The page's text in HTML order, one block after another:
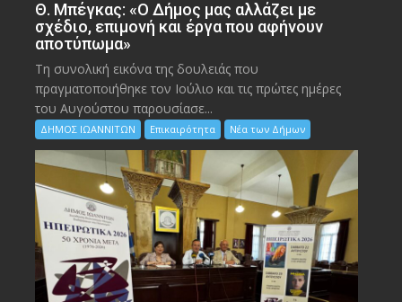
Θ. Μπέγκας: «Ο Δήμος μας αλλάζει με
σχέδιο, επιμονή και έργα που αφήνουν
αποτύπωμα»
Τη συνολική εικόνα της δουλειάς που
πραγματοποιήθηκε τον Ιούλιο και τις πρώτες ημέρες
του Αυγούστου παρουσίασε...
ΔΗΜΟΣ ΙΩΑΝΝΙΤΩΝ Επικαιρότητα Νέα των Δήμων